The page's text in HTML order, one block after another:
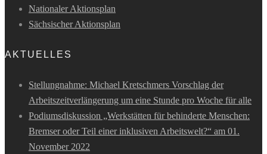
Nationaler Aktionsplan
Sächsischer Aktionsplan
AKTUELLES
Stellungnahme: Michael Kretschmers Vorschlag der
Arbeitszeitverlängerung um eine Stunde pro Woche für alle
Podiumsdiskussion „Werkstätten für behinderte Menschen:
Bremser oder Teil einer inklusiven Arbeitswelt?“ am 01.
November 2022